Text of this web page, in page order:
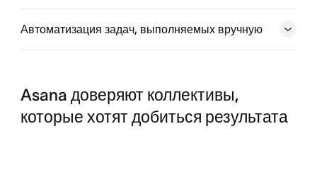
Автоматизация задач, выполняемых вручную
Asana доверяют коллективы,
которые хотят добиться результата